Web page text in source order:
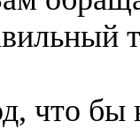
что